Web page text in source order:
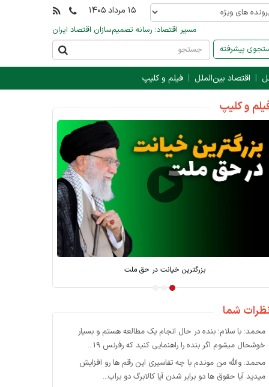
۱۵ مرداد ۱۴۰۵
مسیر اقتصاد؛ رسانه تصمیم‌سازان اقتصاد ایران
پیشرفته
اقتصاد بین‌الملل فیلم و کلیپ
و کلیپ
بازسازی بعد از جنگ؛ کارویژه بانک توسعه
شما
محمد: با سلام؛ بنده در حال انجام یک مطالعه هستم و بسیار
خوشحال میشوم اگر بنده را راهنمایی کنید که رفرنس ۱۹...
محمد: والله من موندم با چه تفاسیری این رقم ها رو افزایش
میدید آیا حقوق ها دو برابر شدن آیا کالابرگ دو براب...